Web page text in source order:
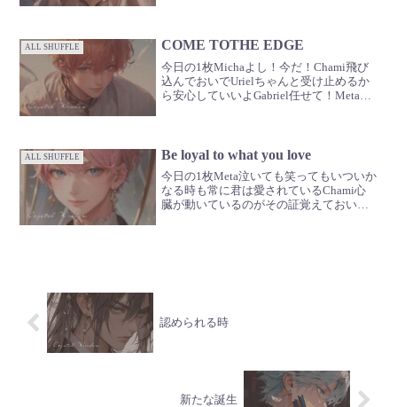
ALL SHUFFLE COME TOTHE EDGE
今日の1枚Michaよし！今だ！Chami飛び
込んでおいでUrielちゃんと受け止めるか
ら安心していいよGabriel任せて！Metaよ
ALL SHUFFLE Be loyal to what you love
今日の1枚Meta泣いても笑ってもいついか
なる時も常に君は愛されているChami心
臓が動いているのがその証覚えておいて
認められる時
新たな誕生